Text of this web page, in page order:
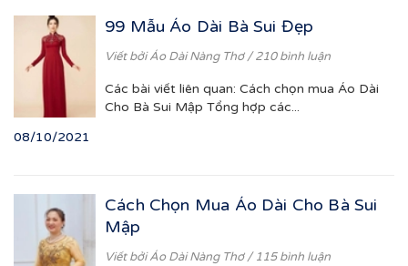
08/10/2021
99 Mẫu Áo Dài Bà Sui Đẹp
Viết bởiÁo Dài Nàng Thơ/ 210 bình luận
Các bài viết liên quan: Cách chọn mua Áo Dài
Cho Bà Sui Mập Tổng hợp các...
Cách Chọn Mua Áo Dài Cho Bà Sui
Mập
Viết bởiÁo Dài Nàng Thơ/ 115 bình luận